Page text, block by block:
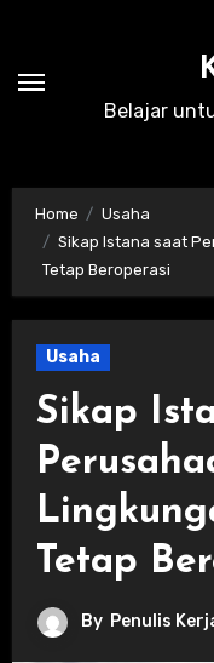
content
Belajar
Home
Usaha
Sikap Istana saat
Tetap Beroperasi
Usaha
Sikap
Tetap
By Penulis